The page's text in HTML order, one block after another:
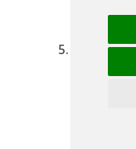
De
door